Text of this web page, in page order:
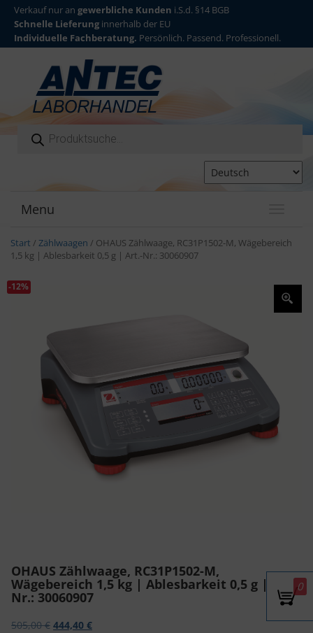
Verkauf nur an gewerbliche Kunden i.S.d. §14 BGB
Schnelle Lieferung innerhalb der EU
Individuelle Fachberatung. Persönlich. Passend. Professionell.
Products search
g
n
o
n
Menu
Start / Zählwaagen / OHAUS Zählwaage, RC31P1502-M, Wägebereich
1,5 kg | Ablesbarkeit 0,5 g | Art.-Nr.: 30060907
-12%
OHAUS Zählwaage, RC31P1502-M,
Wägebereich 1,5 kg | Ablesbarkeit 0,5 g | Art.-
Nr.: 30060907
505,00€ Ursprünglicher Preis war: 505,00 €
444,40 €Aktueller Preis ist: 444,40 €.
0